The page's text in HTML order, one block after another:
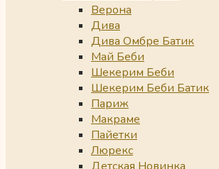
Верона
Дива
Дива Омбре Батик
Май Беби
Шекерим Беби
Шекерим Беби Батик
Париж
Макраме
Пайетки
Люрекс